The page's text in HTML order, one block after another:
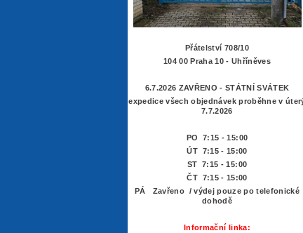
Přátelství 708/10
104 00 Praha 10 - Uhříněves
6.7.2026 ZAVŘENO - STÁTNÍ SVÁTEK
expedice všech objednávek proběhne v
7.7.2026
PO 7:15 - 15:00
ÚT 7:15 - 15:00
ST 7:15 - 15:00
ČT 7:15 - 15:00
PÁ Zavřeno / výdej pouze po telefonické
dohodě
Informační linka: